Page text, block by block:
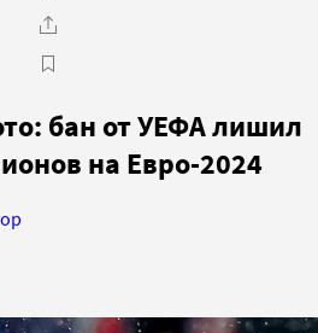
бан от УЕФА лишил
на Евро-2024